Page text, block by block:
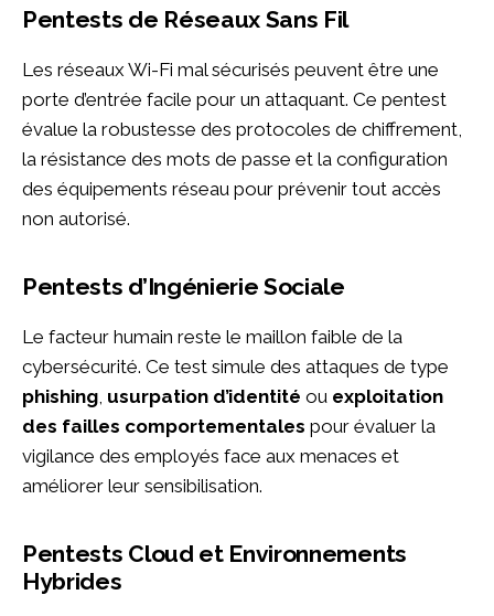
Pentests de Réseaux Sans Fil
Les réseaux Wi-Fi mal sécurisés peuvent être une
porte d’entrée facile pour un attaquant. Ce pentest
évalue la robustesse des protocoles de chiffrement,
la résistance des mots de passe et la configuration
des équipements réseau pour prévenir tout accès
non autorisé.
Pentests d’Ingénierie Sociale
Le facteur humain reste le maillon faible de la
cybersécurité. Ce test simule des attaques de type
phishing usurpation d’identité ou exploitation
des failles comportementales pour évaluer la
vigilance des employés face aux menaces et
améliorer leur sensibilisation.
Pentests Cloud et Environnements
Hybrides